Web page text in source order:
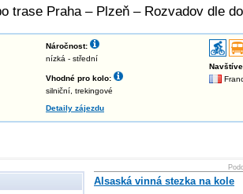
trase Praha – Plzeň – Rozvadov dle
Náročnost:
nízká - střední
Vhodné pro kolo:
silniční, trekingové
Detaily zájezdu
Alsaská vinná stezka na kole